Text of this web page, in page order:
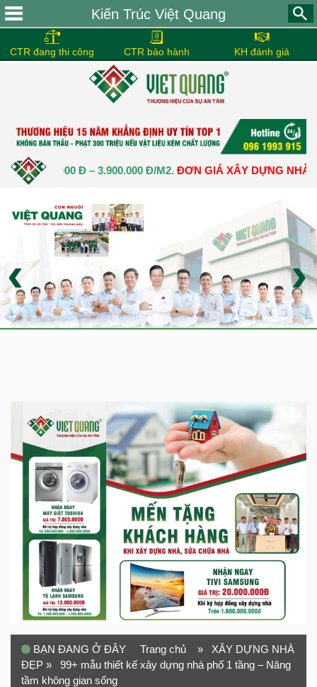
Kiến Trúc Việt Quang
CTR đang thi công CTR bảo hành KH đánh giá
Đ – 3.900.000 Đ/M2.ĐƠN GIÁ XÂY DỰNG NHÀ TRỌN
›
‹
BẠN ĐANG Ở ĐÂY Trang chủ » XÂY DỰNG NHÀ
ĐẸP » 99+ mẫu thiết kế xây dựng nhà phố 1 tầng – Nâng
tầm không gian sống